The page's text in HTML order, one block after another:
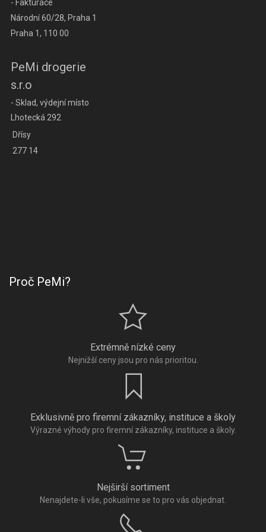
- Fakturace
Národní 60/28, Praha 1
Praha 1, 110 00
PeMi drogerie
s.r.o
- Sklad, výdejní místo
Lhotecká 292
Dřísy
277 14
Proč PeMi?
Extrémně nízké ceny
Nejnižší ceny jsou pro nás prioritou.
Exklusivně pro firemní zákazníky, instituce a školy
Výrazné výhody pro firemní zákazníky, instituce a školy.
Nejširší sortiment
Nenajdete-li vše, pokusíme se to pro vás objednat.